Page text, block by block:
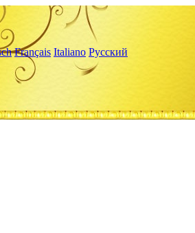
Français Italiano Русский